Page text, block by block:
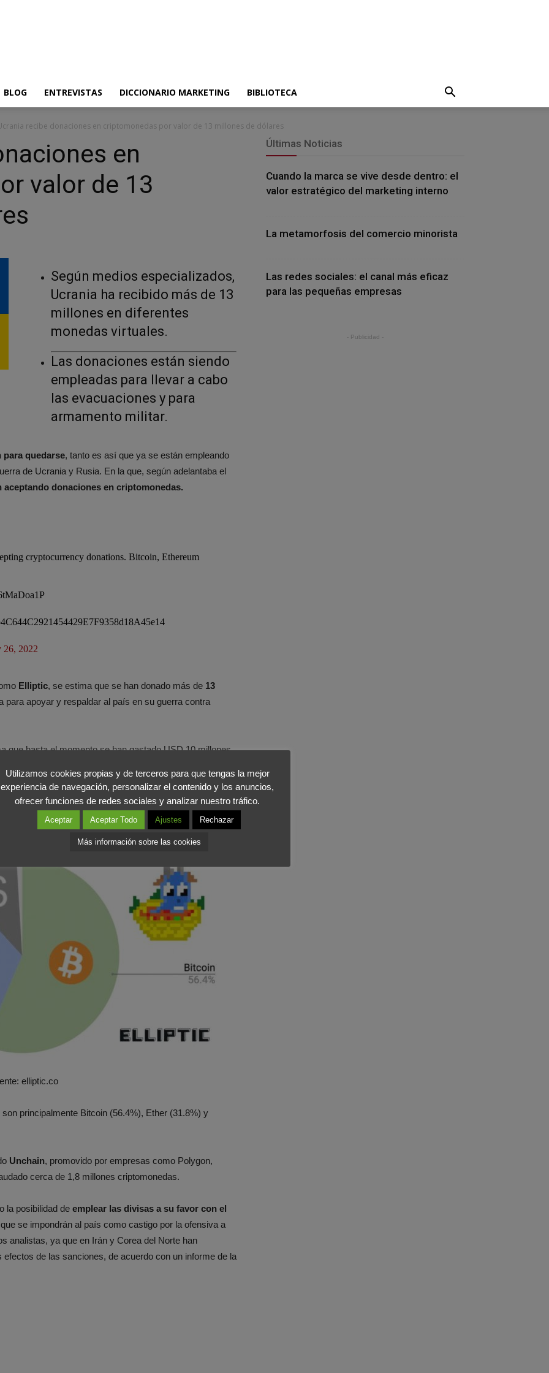
BLOG ENTREVISTAS DICCIONARIO MARKETING BIBLIOTECA
recibe donaciones en criptomonedas por valor de 13 millones de dólares
en
valor de 13
Según medios especializados,
Ucrania ha recibido más de 13
millones en diferentes
monedas virtuales.
Las donaciones están siendo
empleadas para llevar a cabo
las evacuaciones y para
armamento militar.
quedarse, tanto es así que ya se están empleando
de Ucrania y Rusia. En la que, según adelantaba el
aceptando donaciones en criptomonedas.
cryptocurrency donations. Bitcoin, Ethereum
26, 2022
Elliptic, se estima que se han donado más de 13
para apoyar y respaldar al país en su guerra contra
que hasta el momento se han gastado USD 10 millones
armamento para el combate. Además, se explica las
Europa a través del Blockchain.
elliptic.co
principalmente Bitcoin (56.4%), Ether (31.8%) y
Unchain, promovido por empresas como Polygon,
cerca de 1,8 millones criptomonedas.
la posibilidad de emplear las divisas a su favor con el
se impondrán al país como castigo por la ofensiva a
analistas, ya que en Irán y Corea del Norte han
de las sanciones, de acuerdo con un informe de la
Últimas Noticias
Cuando la marca se vive desde dentro: el
valor estratégico del marketing interno
La metamorfosis del comercio minorista
Las redes sociales: el canal más eficaz
para las pequeñas empresas
- Publicidad -
Utilizamos cookies propias y de terceros para que tengas la mejor
experiencia de navegación, personalizar el contenido y los anuncios,
ofrecer funciones de redes sociales y analizar nuestro tráfico.
Aceptar Aceptar Todo Ajustes Rechazar
Más información sobre las cookies